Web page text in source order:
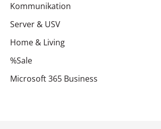
Kommunikation
Server & USV
Home & Living
%Sale
Microsoft 365 Business